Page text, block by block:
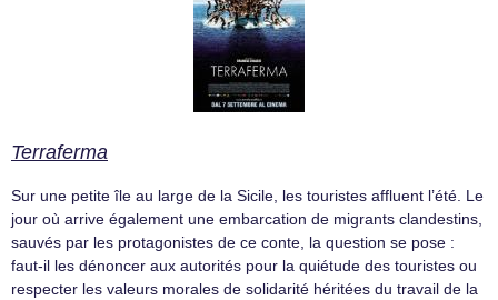
Terraferma
Sur une petite île au large de la Sicile, les touristes affluent l’été. Le
jour où arrive également une embarcation de migrants clandestins,
sauvés par les protagonistes de ce conte, la question se pose :
faut-il les dénoncer aux autorités pour la quiétude des touristes ou
respecter les valeurs morales de solidarité héritées du travail de la